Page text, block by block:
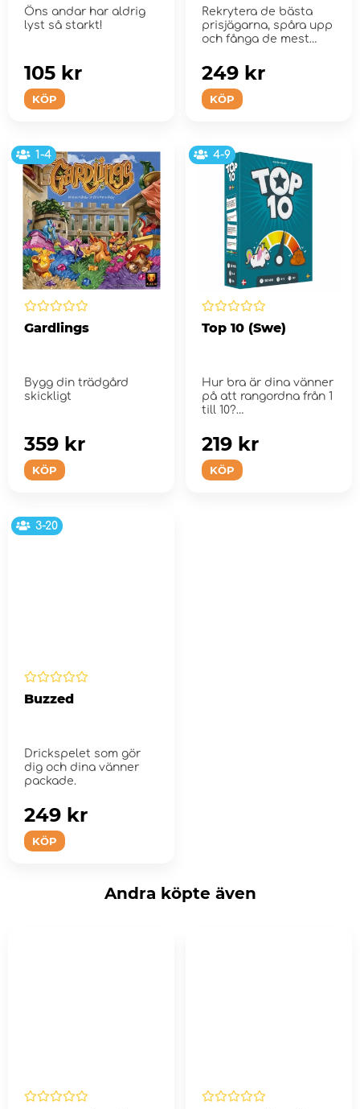
Öns andar har aldrig
lyst så starkt!
KÖP
105 kr
Rekrytera de bästa
prisjägarna, spåra upp
och fånga de mest
KÖP
249 kr
1-4
Gardlings
Bygg din trädgård
skickligt
KÖP
359 kr
4-9
Top 10 (Swe)
Hur bra är dina vänner
på att rangordna från 1
till 10?
KÖP
219 kr
3-20
Buzzed
Drickspelet som gör
dig och dina vänner
packade.
KÖP
249 kr
Andra köpte även